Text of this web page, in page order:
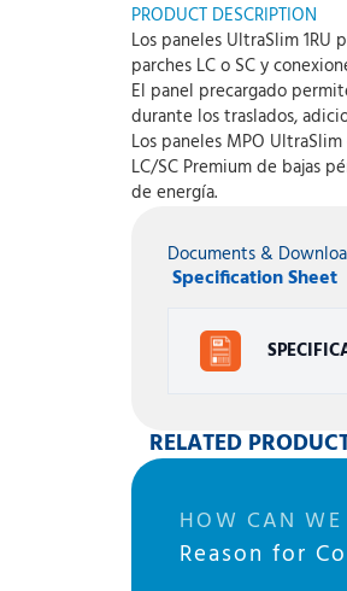
PRODUCT DESCRIPTION
Los paneles UltraSlim
parches LC o SC y
El panel precargado
durante los traslados,
Los paneles MPO
LC/SC Premium de bajas
de energía.
Documents &
Specification Sheet
RELATED
HOW CAN
Reason for